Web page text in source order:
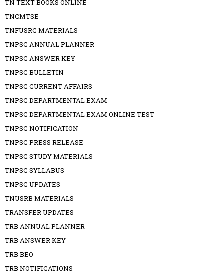
TN TEXT BOOKS ONLINE
TNCMTSE
TNFUSRC MATERIALS
TNPSC ANNUAL PLANNER
TNPSC ANSWER KEY
TNPSC BULLETIN
TNPSC CURRENT AFFAIRS
TNPSC DEPARTMENTAL EXAM
TNPSC DEPARTMENTAL EXAM ONLINE TEST
TNPSC NOTIFICATION
TNPSC PRESS RELEASE
TNPSC STUDY MATERIALS
TNPSC SYLLABUS
TNPSC UPDATES
TNUSRB MATERIALS
TRANSFER UPDATES
TRB ANNUAL PLANNER
TRB ANSWER KEY
TRB BEO
TRB NOTIFICATIONS